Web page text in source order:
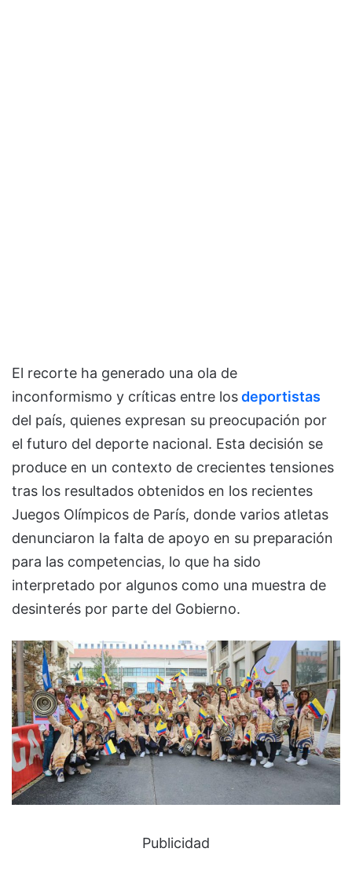
El recorte ha generado una ola de
inconformismo y críticas entre losdeportistas
del país, quienes expresan su preocupación por
el futuro del deporte nacional. Esta decisión se
produce en un contexto de crecientes tensiones
tras los resultados obtenidos en los recientes
Juegos Olímpicos de París, donde varios atletas
denunciaron la falta de apoyo en su preparación
para las competencias, lo que ha sido
interpretado por algunos como una muestra de
desinterés por parte del Gobierno.
Publicidad